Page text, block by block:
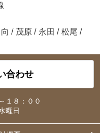
/ 茂原 / 永田 / 松尾 /
合わせ
１８：００
曜日